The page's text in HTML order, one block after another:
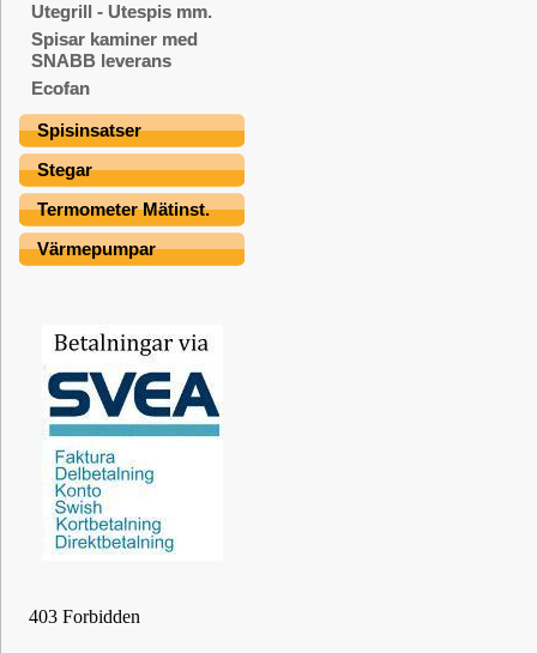
Utegrill - Utespis mm.
Spisar kaminer med
SNABB leverans
Ecofan
Spisinsatser
Stegar
Termometer Mätinst.
Värmepumpar